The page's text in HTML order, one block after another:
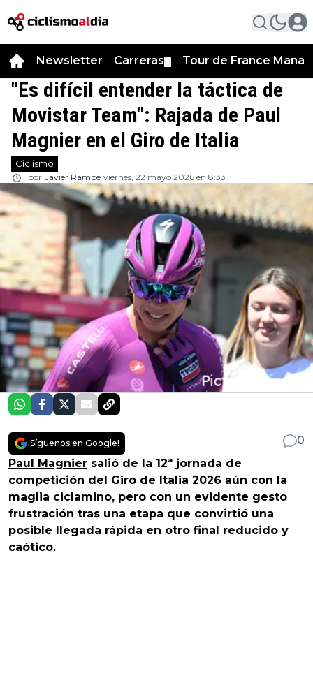
Newsletter Carreras Tour de France
"Es difícil entender la táctica de
Movistar Team": Rajada de Paul
Magnier en el Giro de Italia
Ciclismo
por Javier Rampe viernes, 22 mayo 2026 en 8:33
¡Síguenos en Google!
0
Paul Magnier salió de la 12ª jornada de
competición del Giro de Italia 2026 aún con la
maglia ciclamino, pero con un evidente gesto
frustración tras una etapa que convirtió una
posible llegada rápida en otro final reducido y
caótico.